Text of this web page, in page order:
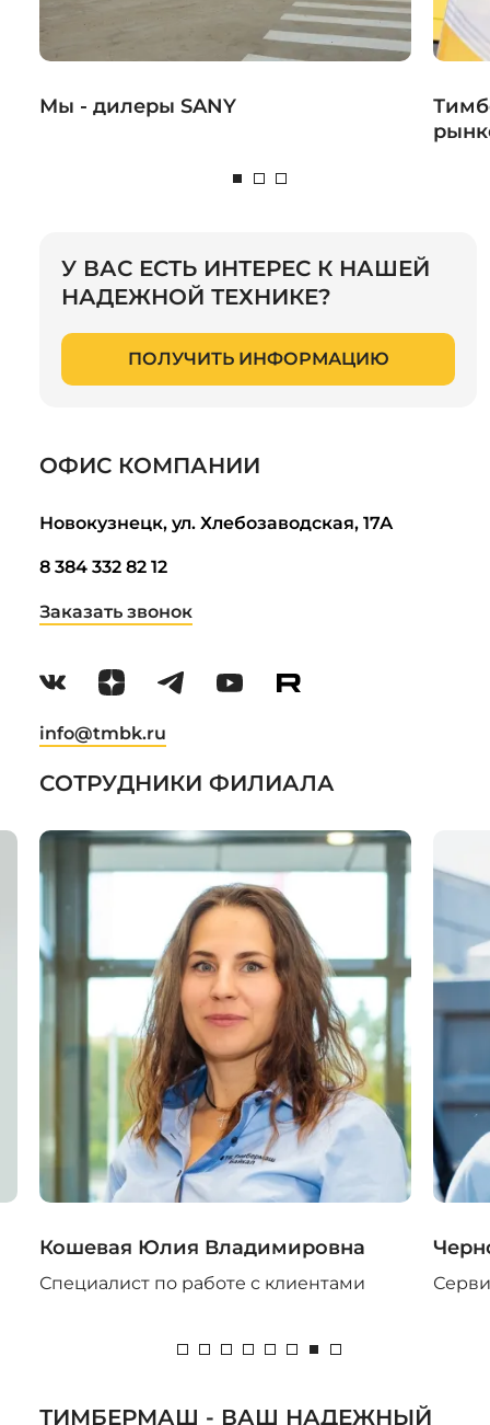
Мы - дилеры SANY
У ВАС ЕСТЬ ИНТЕРЕС К НАШЕЙ
НАДЕЖНОЙ ТЕХНИКЕ?
ПОЛУЧИТЬ ИНФОРМАЦИЮ
ОФИС КОМПАНИИ
Новокузнецк, ул. Хлебозаводская, 17А
8 384 332 82 12
Заказать звонок
info@tmbk.ru
СОТРУДНИКИ ФИЛИАЛА
Кошевая Юлия Владимировна
Специалист по работе с клиентами
ТИМБЕРМАШ - ВАШ НАДЕЖНЫЙ